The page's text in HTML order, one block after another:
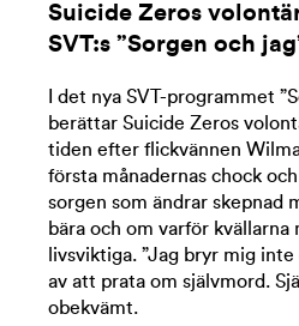
Suicide Zeros
SVT:s ”Sorgen och
I det nya SVT-programmet
berättar Suicide Zeros
tiden efter flickvännen
första månadernas chock
sorgen som ändrar skepnad
bära och om varför kvällarna
livsviktiga. ”Jag bryr mig
av att prata om självmord.
obekvämt.